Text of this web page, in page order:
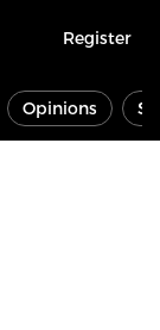
Register
Opinions